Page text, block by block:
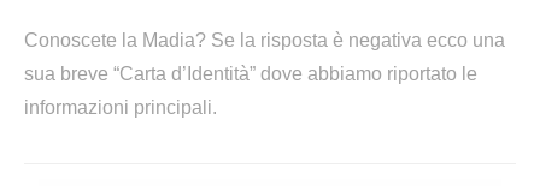
Conoscete la Madia? Se la risposta è negativa ecco una
sua breve “Carta d’Identità” dove abbiamo riportato le
informazioni principali.